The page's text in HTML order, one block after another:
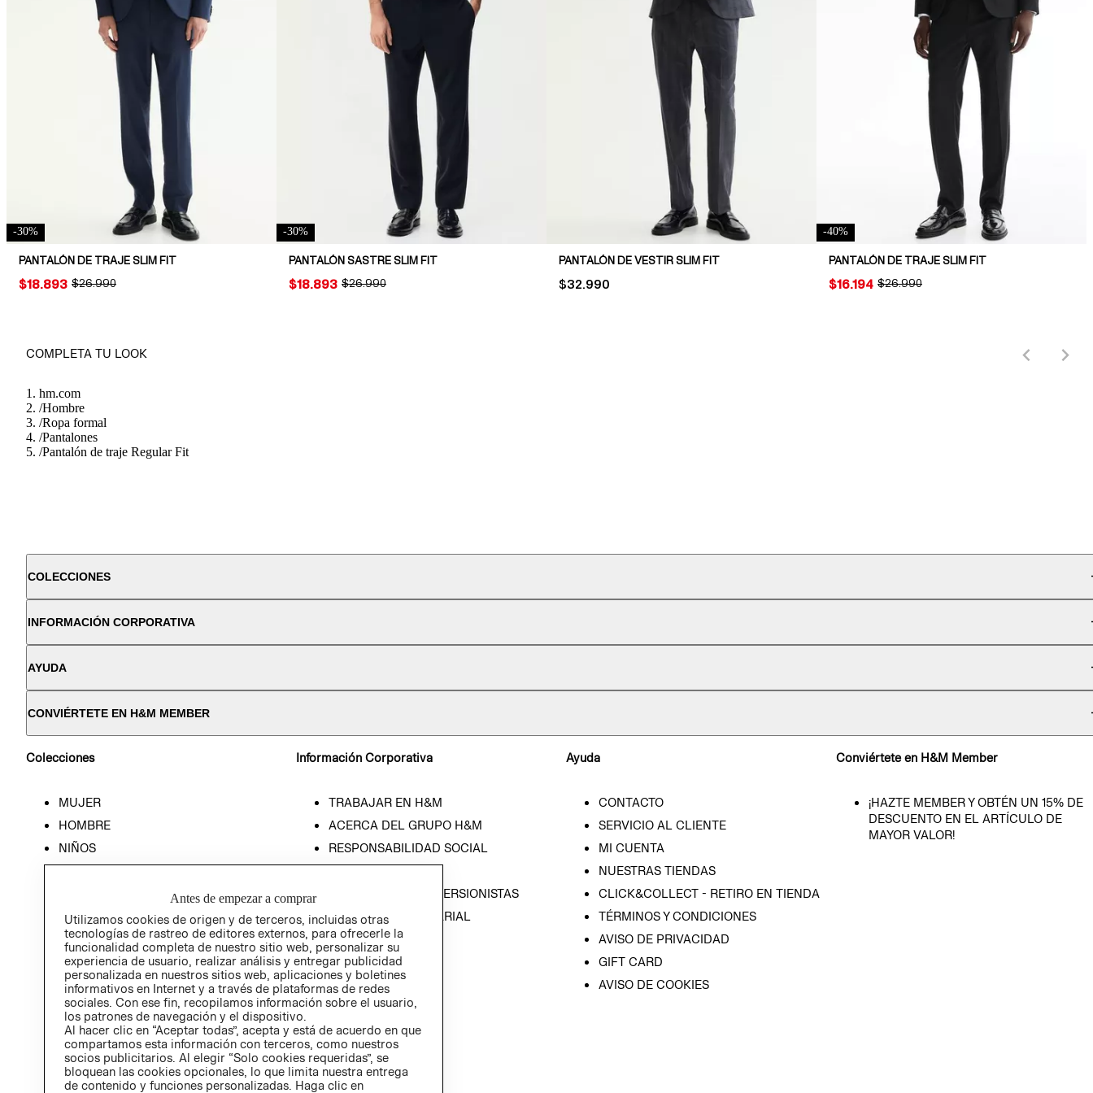
-30%
PANTALÓN DE TRAJE SLIM FIT
ORIGINAL PRICE:
$26.990
PRICE:
$18.893
-30%
PANTALÓN SASTRE SLIM FIT
ORIGINAL PRICE:
$26.990
PRICE:
$18.893
PANTALÓN DE VESTIR SLIM FIT
PRICE:
$32.990
-40%
PANTALÓN DE TRAJE SLIM FIT
ORIGINAL PRICE:
$26.990
PRICE:
$16.194
COMPLETA TU LOOK
hm.com
/Hombre
/Ropa formal
/Pantalones
/Pantalón de traje Regular Fit
COLECCIONES
INFORMACIÓN CORPORATIVA
AYUDA
CONVIÉRTETE EN H&M MEMBER
Colecciones
MUJER
HOMBRE
NIÑOS
Información Corporativa
TRABAJAR EN H&M
ACERCA DEL GRUPO H&M
RESPONSABILIDAD SOCIAL
RELACIÓN CON INVERSIONISTAS
POLÍTICA EMPRESARIAL
Ayuda
CONTACTO
SERVICIO AL CLIENTE
MI CUENTA
NUESTRAS TIENDAS
CLICK&COLLECT - RETIRO EN TIENDA
TÉRMINOS Y CONDICIONES
AVISO DE PRIVACIDAD
GIFT CARD
AVISO DE COOKIES
Conviértete en H&M Member
¡HAZTE MEMBER Y OBTÉN UN 15% DE
DESCUENTO EN EL ARTÍCULO DE
MAYOR VALOR!
Antes de empezar a comprar
Utilizamos cookies de origen y de terceros, incluidas otras
tecnologías de rastreo de editores externos, para ofrecerle la
funcionalidad completa de nuestro sitio web, personalizar su
experiencia de usuario, realizar análisis y entregar publicidad
personalizada en nuestros sitios web, aplicaciones y boletines
informativos en Internet y a través de plataformas de redes
sociales. Con ese fin, recopilamos información sobre el usuario,
los patrones de navegación y el dispositivo.
Al hacer clic en “Aceptar todas”, acepta y está de acuerdo en que
compartamos esta información con terceros, como nuestros
socios publicitarios. Al elegir “Solo cookies requeridas”, se
bloquean las cookies opcionales, lo que limita nuestra entrega
de contenido y funciones personalizadas. Haga clic en